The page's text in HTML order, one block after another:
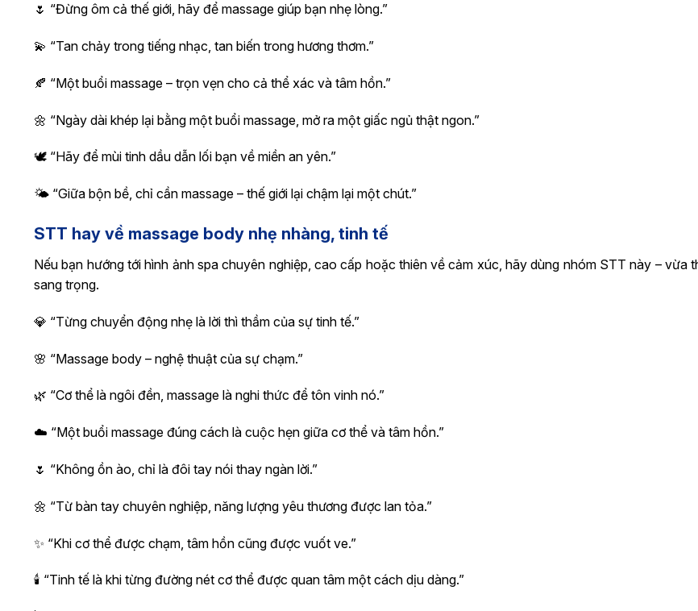
🌷 “Đừng ôm cả thế giới, hãy để massage giúp bạn nhẹ lòng.”
💫 “Tan chảy trong tiếng nhạc, tan biến trong hương thơm.”
🍂 “Một buổi massage – trọn vẹn cho cả thể xác và tâm hồn.”
🌼 “Ngày dài khép lại bằng một buổi massage, mở ra một giấc ngủ thật ngon.”
🕊️ “Hãy để mùi tinh dầu dẫn lối bạn về miền an yên.”
🌤️ “Giữa bộn bề, chỉ cần massage – thế giới lại chậm lại một chút.”
STT hay về massage body nhẹ nhàng, tinh tế
Nếu bạn hướng tới hình ảnh spa chuyên nghiệp, cao cấp hoặc thiên về cảm xúc, hãy dùng nhóm STT này – vừa
sang trọng.
💎 “Từng chuyển động nhẹ là lời thì thầm của sự tinh tế.”
🌸 “Massage body – nghệ thuật của sự chạm.”
🌿 “Cơ thể là ngôi đền, massage là nghi thức để tôn vinh nó.”
☁️ “Một buổi massage đúng cách là cuộc hẹn giữa cơ thể và tâm hồn.”
🌷 “Không ồn ào, chỉ là đôi tay nói thay ngàn lời.”
🌼 “Từ bàn tay chuyên nghiệp, năng lượng yêu thương được lan tỏa.”
✨ “Khi cơ thể được chạm, tâm hồn cũng được vuốt ve.”
🕯️ “Tinh tế là khi từng đường nét cơ thể được quan tâm một cách dịu dàng.”